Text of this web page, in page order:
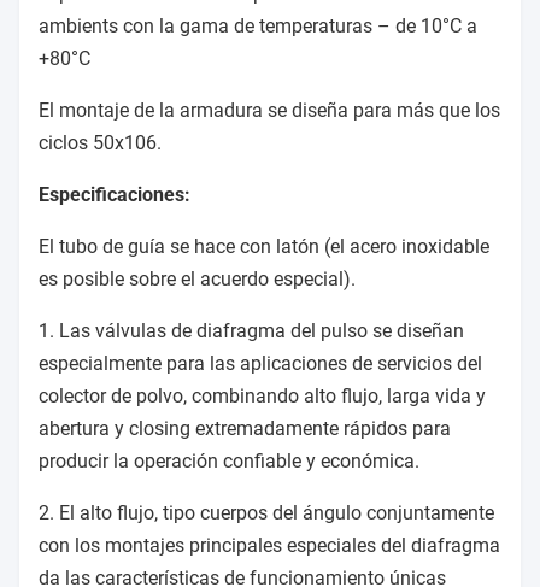
ambients con la gama de temperaturas – de 10°C a
+80°C
El montaje de la armadura se diseña para más que los
ciclos 50x106.
Especificaciones:
El tubo de guía se hace con latón (el acero inoxidable
es posible sobre el acuerdo especial).
1. Las válvulas de diafragma del pulso se diseñan
especialmente para las aplicaciones de servicios del
colector de polvo, combinando alto flujo, larga vida y
abertura y closing extremadamente rápidos para
producir la operación confiable y económica.
2. El alto flujo, tipo cuerpos del ángulo conjuntamente
con los montajes principales especiales del diafragma
da las características de funcionamiento únicas